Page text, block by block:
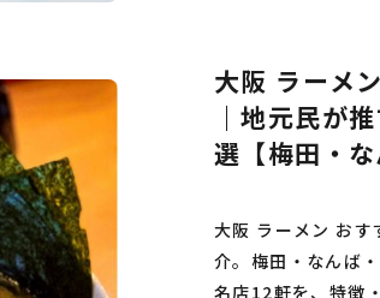
大阪 ラーメ
｜地元民が
選【梅田・
大阪 ラーメン おす
介。梅田・なんば
名店12軒を、特徴